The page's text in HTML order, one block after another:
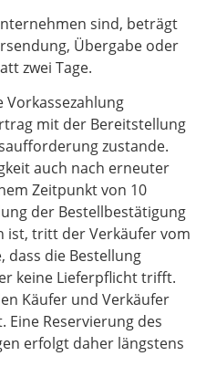
sind, beträgt
Übergabe oder
zwei Tage.
Vorkassezahlung
mit der Bereitstellung
zustande.
auch nach erneuter
Zeitpunkt von 10
der Bestellbestätigung
ist, tritt der Verkäufer vom
dass die Bestellung
keine Lieferpflicht trifft.
Käufer und Verkäufer
Eine Reservierung des
erfolgt daher längstens